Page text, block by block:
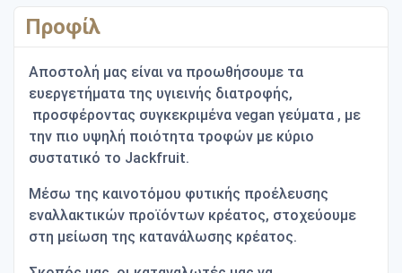
Προφίλ
Αποστολή μας είναι να προωθήσουμε τα
ευεργετήματα της υγιεινής διατροφής,
προσφέροντας συγκεκριμένα vegan γεύματα , με
την πιο υψηλή ποιότητα τροφών με κύριο
συστατικό το Jackfruit.
Mέσω της καινοτόμου φυτικής προέλευσης
εναλλακτικών προϊόντων κρέατος, στοχεύουμε
στη μείωση της κατανάλωσης κρέατος.